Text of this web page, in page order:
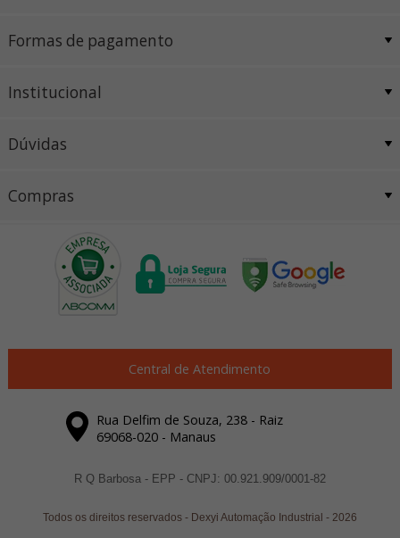
Formas de pagamento
Institucional
Dúvidas
Compras
Central de Atendimento
Rua Delfim de Souza, 238 - Raiz
69068-020 - Manaus
R Q Barbosa - EPP - CNPJ: 00.921.909/0001-82
Todos os direitos reservados -Dexyi Automação Industrial -2026